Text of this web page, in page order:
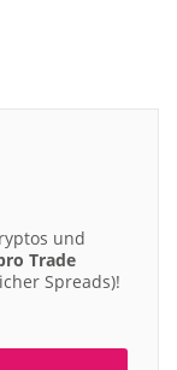
und
Trade
Spreads)!